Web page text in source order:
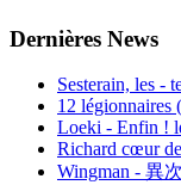
Dernières News
Sesterain, les -
12 légionnaires
Loeki - Enfin !
Richard cœur
Wingman - 異